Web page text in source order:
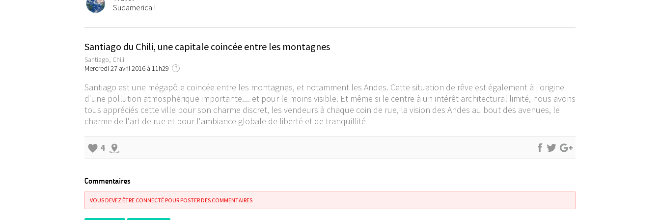
Sudamerica !
Santiago du Chili, une capitale coincée entre les montagnes
Santiago, Chili
Mercredi 27 avril 2016 à 11h29
?
Santiago est une mégapôle coincée entre les montagnes, et notamment les Andes. Cette situation de rêve est également à l'origine
d'une pollution atmosphérique importante.... et pour le moins visible. Et même si le centre à un intérêt architectural limité, nous avons
tous appréciés cette ville pour son charme discret, les vendeurs à chaque coin de rue, la vision des Andes au bout des avenues, le
charme de l'art de rue et pour l'ambiance globale de liberté et de tranquillité
4
Commentaires
VOUS DEVEZ ÊTRE CONNECTÉ POUR POSTER DES COMMENTAIRES